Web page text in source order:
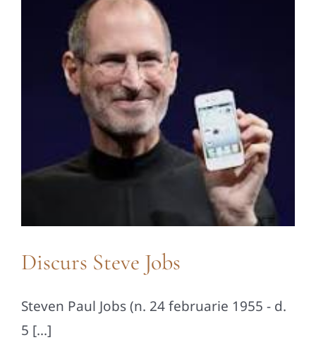
Discurs Steve Jobs
Steven Paul Jobs (n. 24 februarie 1955 - d.
5 [...]